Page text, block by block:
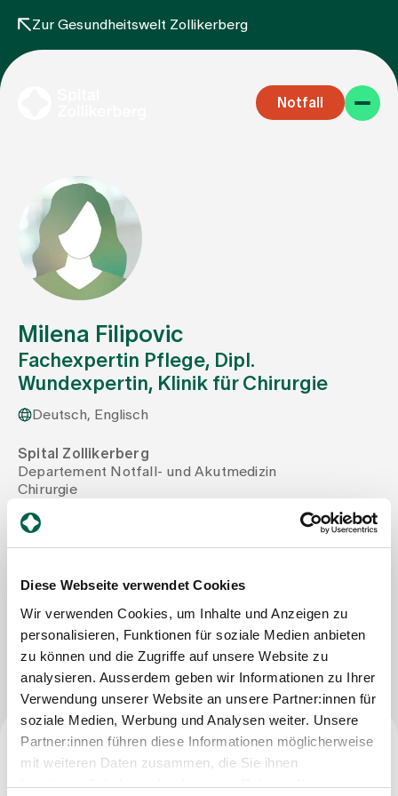
Diese Webseite verwendet Cookies
Wir verwenden Cookies, um Inhalte und Anzeigen zu
personalisieren, Funktionen für soziale Medien anbieten
zu können und die Zugriffe auf unsere Website zu
analysieren. Ausserdem geben wir Informationen zu Ihrer
Verwendung unserer Website an unsere Partner:innen für
soziale Medien, Werbung und Analysen weiter. Unsere
Partner:innen führen diese Informationen möglicherweise
mit weiteren Daten zusammen, die Sie ihnen
bereitgestellt haben oder die sie im Rahmen Ihrer
Zur Gesundheitswelt Zollikerberg
Notfall
Fachbereiche
Aufenthalt
Team
Zuweisende
Events
Aktuelles
Jobs & Karriere
Kontakt
Babygalerie
Milena Filipovic
Fachexpertin Pflege, Dipl.
Wundexpertin, Klinik für Chirurgie
Deutsch, Englisch
Spital Zollikerberg
Departement Notfall- und Akutmedizin
Chirurgie
8125 Zollikerberg
Tel
+41 44 397 24 55
Nachricht schreiben
Beruf